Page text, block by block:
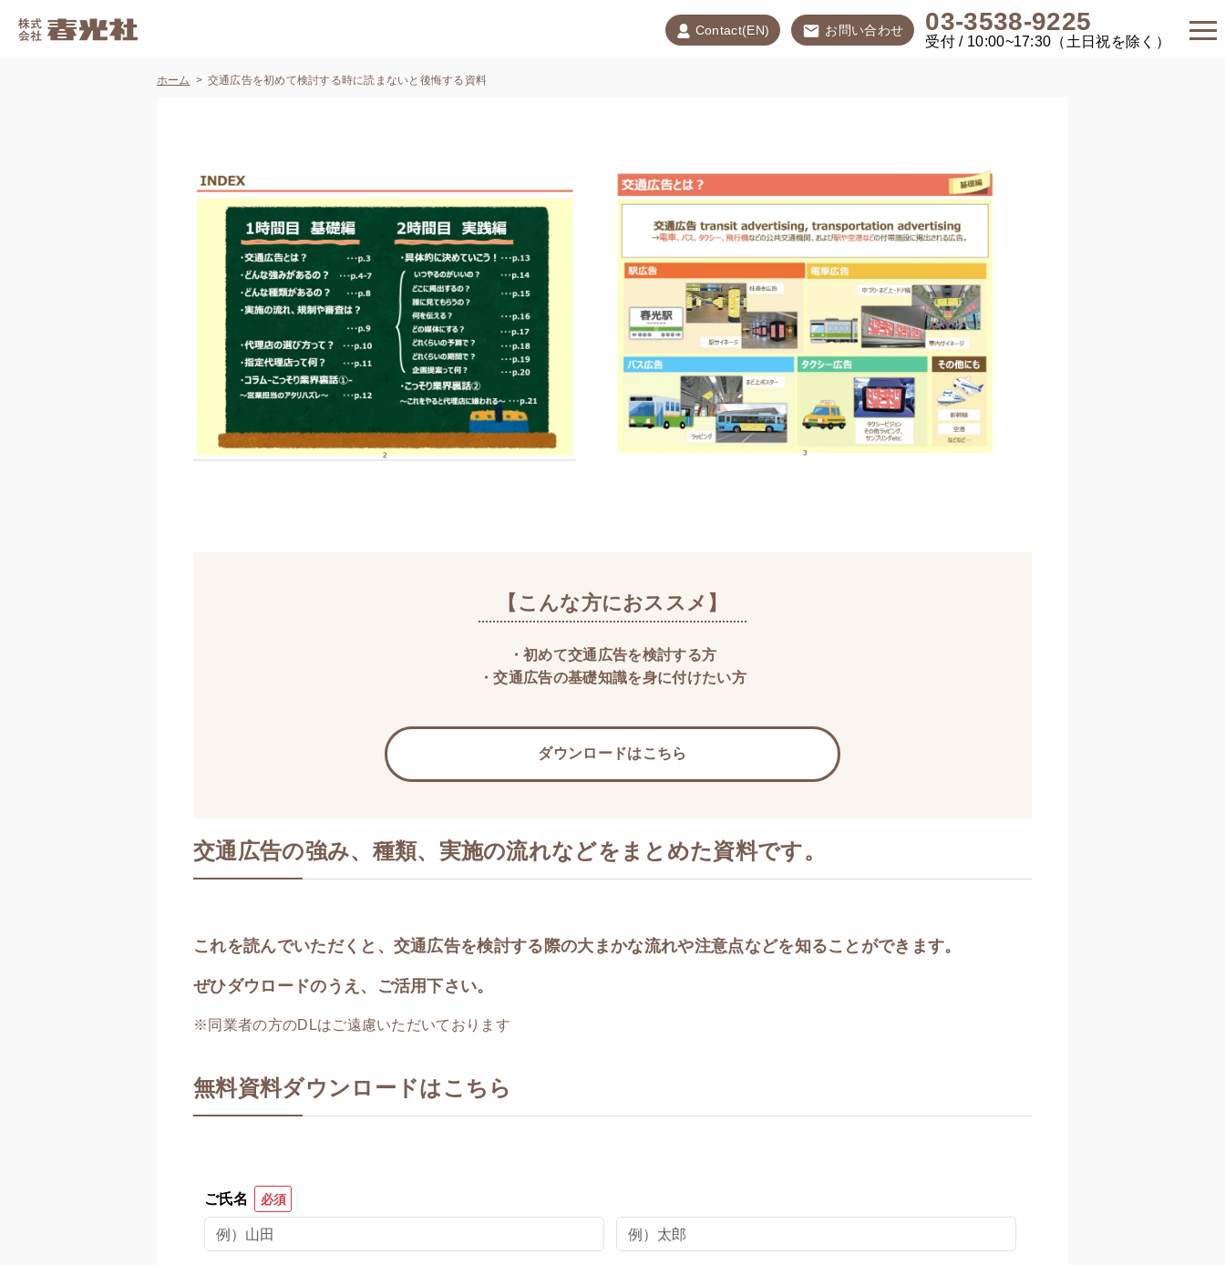
Contact(EN) お問い合わせ 03-3538-9225
受付 / 10:00~17:30（土日祝を除く）
ホーム 交通広告を初めて検討する時に読まないと後悔する資料
【こんな方におススメ】
・初めて交通広告を検討する方​​
・交通広告の基礎知識を身に付けたい方​
ダウンロードはこちら
交通広告の強み、種類、実施の流れなどをまとめた資料です。​
これを読んでいただくと、交通広告を検討する際の​大まかな流れや注意点などを知ることができます。​
ぜひダウロードのうえ、ご活用下さい。
※同業者の方のDLはご遠慮いただいております​​
無料資料ダウンロードはこちら